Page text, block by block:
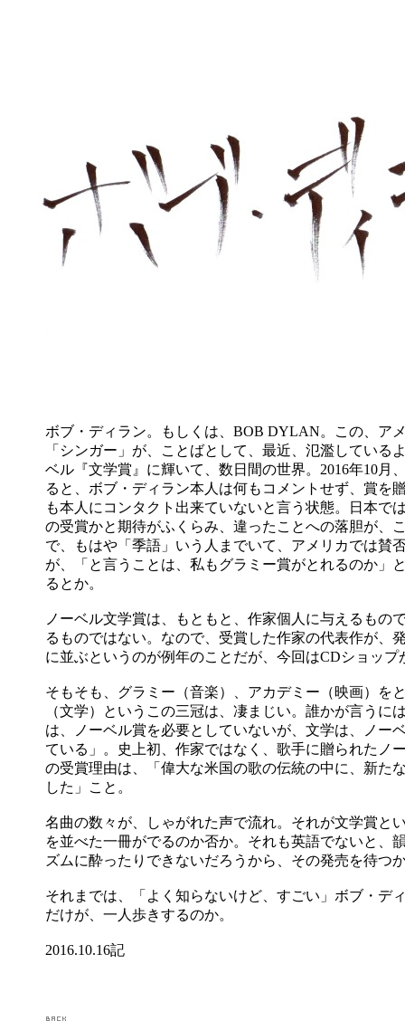
ボブ・ディラン。もしくは、BOB DYLAN。この、ア
「シンガー」が、ことばとして、最近、氾濫している
ベル『文学賞』に輝いて、数日間の世界。2016年10月
ると、ボブ・ディラン本人は何もコメントせず、賞を
も本人にコンタクト出来ていないと言う状態。日本で
の受賞かと期待がふくらみ、違ったことへの落胆が、
で、もはや「季語」いう人までいて、アメリカでは賛
が、「と言うことは、私もグラミー賞がとれるのか」
るとか。
ノーベル文学賞は、もともと、作家個人に与えるもの
るものではない。なので、受賞した作家の代表作が、
に並ぶというのが例年のことだが、今回はCDショップ
そもそも、グラミー（音楽）、アカデミー（映画）を
（文学）というこの三冠は、凄まじい。誰かが言うに
は、ノーベル賞を必要としていないが、文学は、ノー
ている」。史上初、作家ではなく、歌手に贈られたノ
の受賞理由は、「偉大な米国の歌の伝統の中に、新た
した」こと。
名曲の数々が、しゃがれた声で流れ。それが文学賞と
を並べた一冊がでるのか否か。それも英語でないと、
ズムに酔ったりできないだろうから、その発売を待つ
それまでは、「よく知らないけど、すごい」ボブ・デ
だけが、一人歩きするのか。
2016.10.16記